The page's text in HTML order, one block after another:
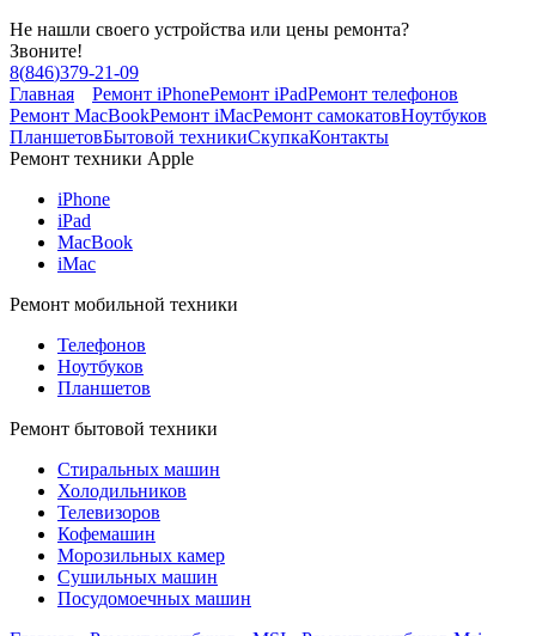
Не нашли своего устройства или цены ремонта?
Звоните!
8(846)379-21-09
Главная
Ремонт iPhoneРемонт iPadРемонт телефонов
Ремонт MacBookРемонт iMacРемонт самокатовНоутбуков
ПланшетовБытовой техникиСкупкаКонтакты
Ремонт техники Apple
iPhone
iPad
MacBook
iMac
Ремонт мобильной техники
Телефонов
Ноутбуков
Планшетов
Ремонт бытовой техники
Стиральных машин
Холодильников
Телевизоров
Кофемашин
Морозильных камер
Сушильных машин
Посудомоечных машин